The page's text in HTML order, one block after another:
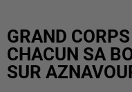
GRAND
CHACUN SA
SUR